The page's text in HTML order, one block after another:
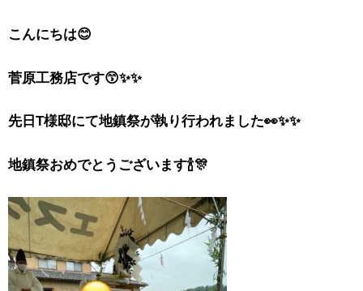
こんにちは😊
菅原工務店です😙✨✨
先日T様邸にて地鎮祭が執り行われました👀✨✨
地鎮祭おめでとうございます🍾🎊